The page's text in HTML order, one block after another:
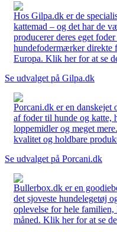
Hos Gilpa.dk er de
kattemad – og det har de
producerer deres eget
hundefodermærker direkte
Europa. Klik her for at se
Se udvalget på Gilpa.dk
Porcani.dk er en danskejet
af foder til hunde og katte,
loppemidler og meget
kvalitet og holdbare
Se udvalget på Porcani.dk
Bullerbox.dk er en
det sjoveste hundelegetøj
oplevelse for hele familien,
måned. Klik her for at se